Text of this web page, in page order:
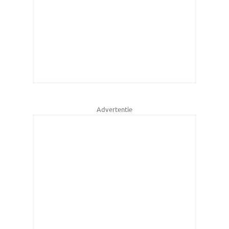
Advertentie